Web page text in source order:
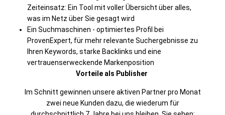
Zeiteinsatz: Ein Tool mit voller Übersicht über alles, ​
was im Netz über Sie gesagt wird​
Ein Suchmaschinen - optimiertes Profil bei
ProvenExpert, für mehr relevante Suchergebnisse zu
Ihren Keywords, starke Backlinks und eine
vertrauenserweckende Markenposition​
Vorteile als Publisher
Im Schnitt gewinnen unsere aktiven Partner pro Monat
zwei neue Kunden dazu, die wiederum für